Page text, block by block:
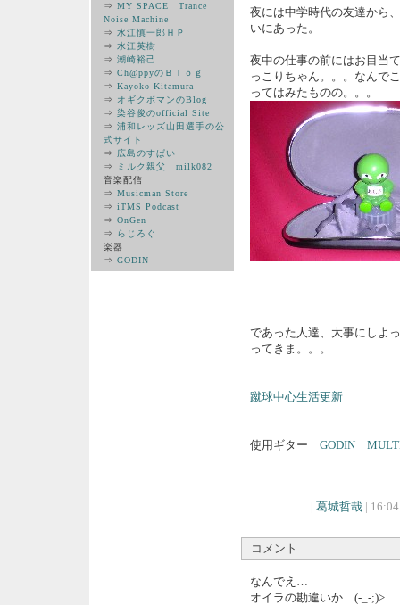
⇒ MY SPACE Trance
Noise Machine
⇒ 水江慎一郎ＨＰ
⇒ 水江英樹
⇒ 潮崎裕己
⇒ Ch@ppyのＢｌｏｇ
⇒ Kayoko Kitamura
⇒ オギクボマンのBlog
⇒ 染谷俊のofficial Site
⇒ 浦和レッズ山田選手の公
式サイト
⇒ 広島のすぱい
⇒
ミルク親父 milk082
音楽配信
⇒ Musicman Store
⇒ iTMS Podcast
⇒ OnGen
⇒ らじろぐ
楽器
⇒ GODIN
夜には中学時代の友達から
いにあった。
夜中の仕事の前にはお目当
っこりちゃん。。。なんで
ってはみたものの。。。
であった人達、大事にし
ってきま。。。
蹴球中心生活更新
使用ギター GODIN
| 葛城哲哉|
コメント
なんでえ…
オイラの勘違いか…(-_-;)>